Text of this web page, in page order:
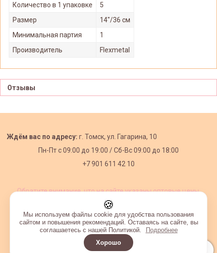
Количество в 1 упаковке
5
Размер
14"/36 см
Минимальная партия
1
Производитель
Flexmetal
Отзывы
Ждём вас по адресу: г. Томск, ул. Гагарина, 10
Пн-Пт с09:00 до 19:00 /Сб-Вс 09:00 до 18:00
+7 901 611 42 10
Обратите внимание, что на сайте указаны оптовые цены,
Интернет-магазин создан на InSales
🍪
Мы используем файлы cookie для удобства пользования
сайтом и повышения рекомендаций. Оставаясь на сайте, вы
соглашаетесь с нашей Политикой.
Подробнее
Хорошо